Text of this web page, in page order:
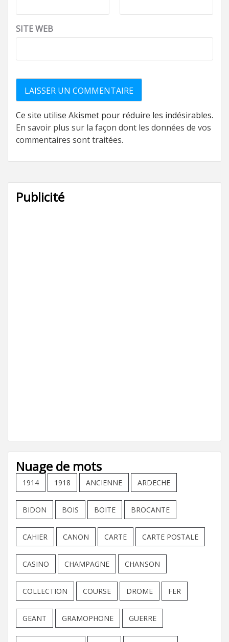
SITE WEB
Ce site utilise Akismet pour réduire les indésirables.
En savoir plus sur la façon dont les données de vos
commentaires sont traitées.
Publicité
Nuage de mots
1914 1918 ANCIENNE ARDECHE
BIDON BOIS BOITE BROCANTE
CAHIER CANON CARTE CARTE POSTALE
CASINO CHAMPAGNE CHANSON
COLLECTION COURSE DROME FER
GEANT GRAMOPHONE GUERRE